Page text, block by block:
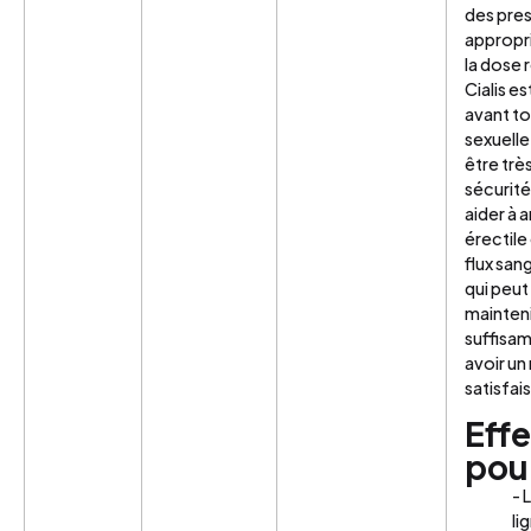
des
la dose
Cialis
avant
être
aider à
érectile
flux
qui
avoir
-